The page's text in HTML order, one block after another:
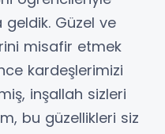
Güzel ve
misafir etmek
kardeşlerimizi
inşallah sizleri
bu güzellikleri siz